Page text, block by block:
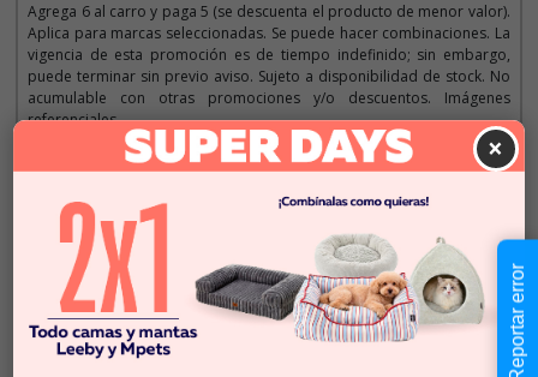
Agrega 6 al carro y paga 5 (se descuenta el producto de menor valor).
Aplica para marcas seleccionadas. Se puede hacer combinaciones. La
vigencia de esta promoción es de tiempo indefinido; sin embargo,
puede terminar sin previo aviso. Sujeto a disponibilidad de stock. No
acumulable con otras promociones y/o descuentos. Imágenes
referenciales.
Descripción
Cantidad:
- +
$5.990
Este producto no está
disponible
×
Reportar error